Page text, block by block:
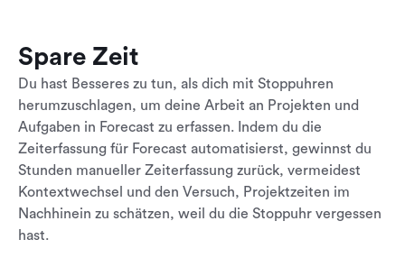
Spare Zeit
Du hast Besseres zu tun, als dich mit Stoppuhren
herumzuschlagen, um deine Arbeit an Projekten und
Aufgaben in Forecast zu erfassen. Indem du die
Zeiterfassung für Forecast automatisierst, gewinnst du
Stunden manueller Zeiterfassung zurück, vermeidest
Kontextwechsel und den Versuch, Projektzeiten im
Nachhinein zu schätzen, weil du die Stoppuhr vergessen
hast.